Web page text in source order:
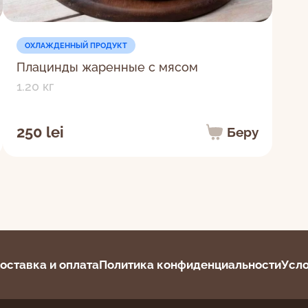
соответствии сПолитикой конфиденциальности.
ОХЛАЖДЕННЫЙ ПРОДУКТ
Плацинды жаренные с мясом
1.20 кг
250 lei Беру
и оплатаПолитика конфиденциальности